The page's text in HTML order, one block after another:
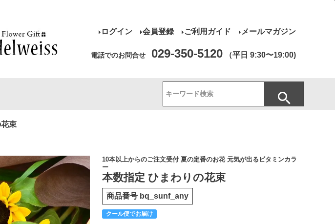
ログイン 会員登録 ご利用ガイド メールマガジン
電話でのお問合せ 029-350-5120 （平日 9:30〜19:00)
束
10本以上からのご注文受付 夏の定番のお花 元気が出るビタミンカラ
ー
本数指定 ひまわりの花束
商品番号 bq_sunf_any
クール便でお届け